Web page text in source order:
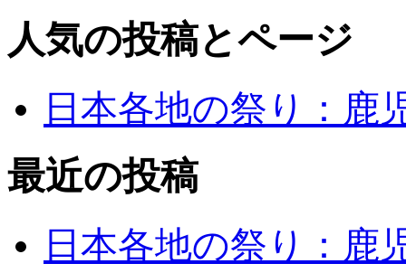
人気の投稿とページ
日本各地の祭り：鹿
最近の投稿
日本各地の祭り：鹿